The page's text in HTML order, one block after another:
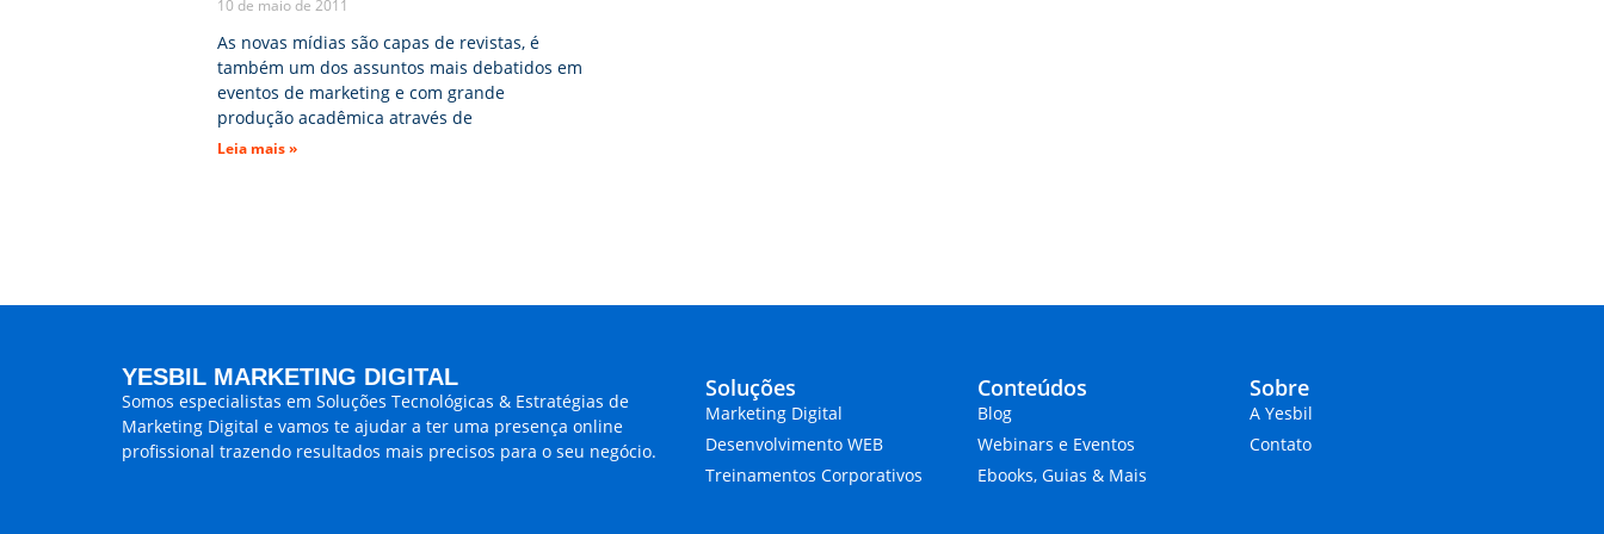
10 de maio de 2011
As novas mídias são capas de revistas, é
também um dos assuntos mais debatidos em
eventos de marketing e com grande
produção acadêmica através de
Leia mais »
YESBIL MARKETING DIGITAL
Somos especialistas em Soluções Tecnológicas & Estratégias de
Marketing Digital e vamos te ajudar a ter uma presença online
profissional trazendo resultados mais precisos para o seu negócio.
Soluções
Marketing Digital
Desenvolvimento WEB
Treinamentos Corporativos
Conteúdos
Blog
Webinars e Eventos
Ebooks, Guias & Mais
Sobre
A Yesbil
Contato